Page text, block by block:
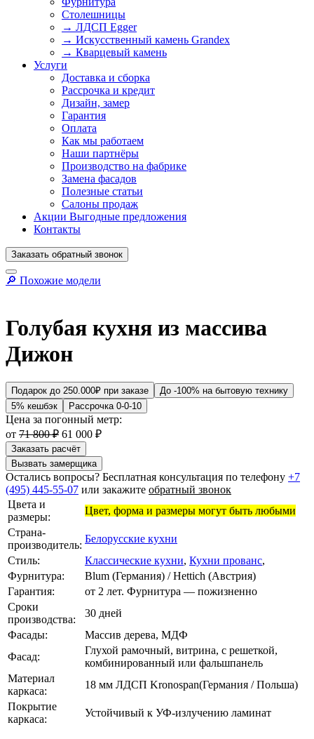
Столешницы
→ ЛДСП Egger
→ Искусственный камень Grandex
→ Кварцевый камень
Услуги
Доставка и сборка
Рассрочка и кредит
Дизайн, замер
Гарантия
Оплата
Как мы работаем
Наши партнёры
Производство на фабрике
Замена фасадов
Полезные статьи
Салоны продаж
Акции Выгодные предложения
Контакты
Заказать обратный звонок
🔎︎ Похожие модели
Голубая кухня из массива
Дижон
Подарок до 250.000₽ при заказе
До -100% на бытовую технику
5% кешбэк
Рассрочка 0-0-10
Цена за погонный метр:
от 71 800 ₽ 61 000 ₽
Заказать расчёт
Вызвать замерщика
Остались вопросы? Бесплатная консультация по телефону +7
(495) 445-55-07 или закажите обратный звонок
Цвета и
размеры:
Цвет, форма и размеры могут быть любыми
Страна-
производитель:
Белорусские кухни
Стиль:
Классические кухни, Кухни прованс,
Фурнитура:
Blum (Германия) / Hettich (Австрия)
Гарантия:
от 2 лет. Фурнитура — пожизненно
Сроки
производства:
30 дней
Фасады:
Массив дерева, МДФ
Фасад:
Глухой рамочный, витрина, с решеткой,
комбинированный или фальшпанель
Материал
каркаса:
18 мм ЛДСП Kronospan(Германия / Польша)
Покрытие
каркаса:
Устойчивый к УФ-излучению ламинат